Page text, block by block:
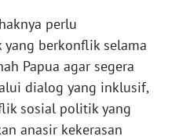
perlu
berkonflik selama
Papua agar segera
dialog yang inklusif,
sosial politik yang
anasir kekerasan